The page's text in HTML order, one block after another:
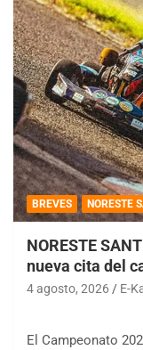
BREVES NORESTE
NORESTE
nueva cita del
4 agosto, 2026 E-
El Campeonato